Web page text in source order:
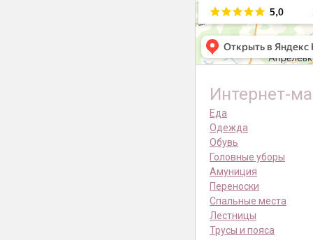
Интернет-
Еда
Одежда
Обувь
Головные уборы
Амуниция
Переноски
Спальные места
Лестницы
Трусы и пояса